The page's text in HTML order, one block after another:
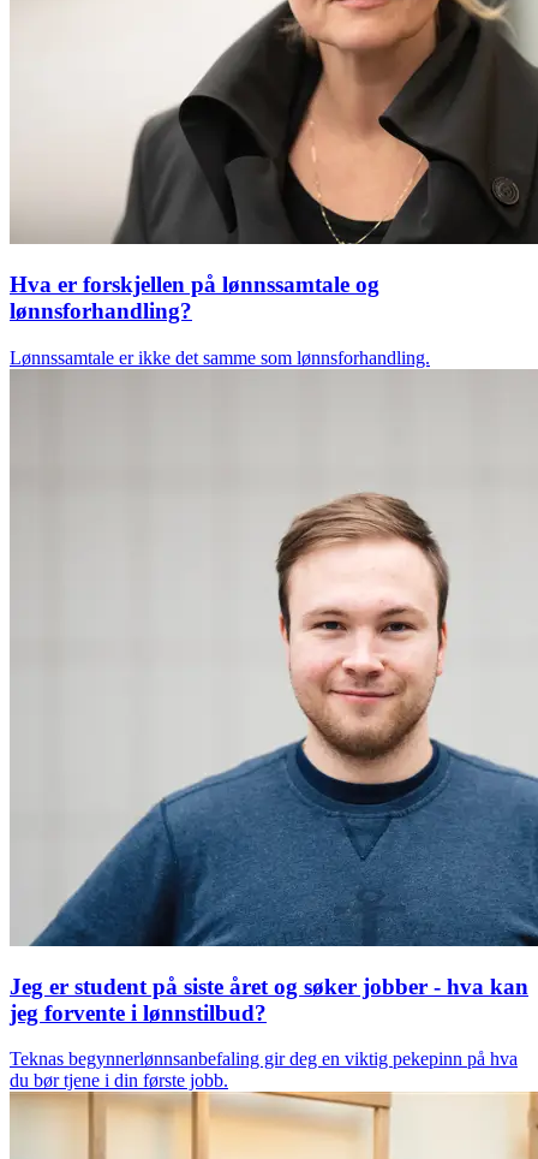
Hva er forskjellen på lønnssamtale og
lønnsforhandling?
Lønnssamtale er ikke det samme som lønnsforhandling.
Jeg er student på siste året og søker jobber - hva kan
jeg forvente i lønnstilbud?
Teknas begynnerlønnsanbefaling gir deg en viktig pekepinn på hva
du bør tjene i din første jobb.